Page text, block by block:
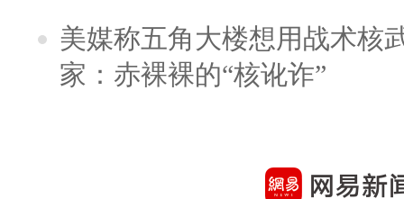
美媒称五角大楼想用战术核
家：赤裸裸的“核讹诈”